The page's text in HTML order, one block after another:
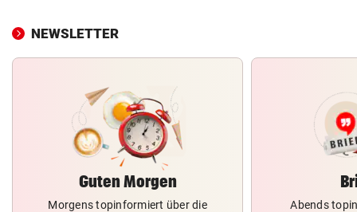
NEWSLETTER
Guten Morgen
Morgens topinformiert über die
Abends